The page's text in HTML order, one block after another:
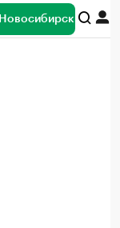
Новосибирск